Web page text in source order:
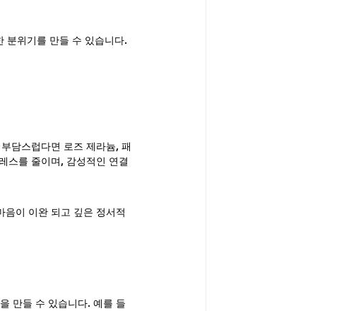
분위기를 만들 수 있습니다.
담스럽다면 로즈 제라늄, 패
스를 줄이며, 감성적인 연결
이 이완 되고 깊은 정서적
만들 수 있습니다. 예를 들